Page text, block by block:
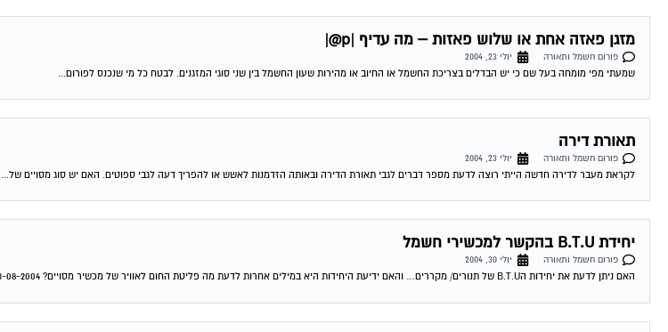
מזגן פאזה אחת או שלוש פאזות – מה עדיף |p@|
פורום חשמל ותאורה
יולי 23, 2004
שמעתי מפי מומחה בעל שם כי יש הבדלים בצריכת החשמל או החיוב או מהירות שעון החשמל בין שני סוגי המזגנים. לבטח כל מי שנכנס לפורום...
תאורת דירה
פורום חשמל ותאורה
יולי 23, 2004
לקראת מעבר לדירה חדשה הייתי רוצה לדעת מספר דברים לגבי תאורת הדירה ובאותה הזדמנות לאשש או להפריך דעה לגבי ספוטים. האם יש סוג מסויים של...
יחידת B.T.U בהקשר למכשירי חשמל
פורום חשמל ותאורה
יולי 30, 2004
האם ניתן לדעת את יחידות הB.T.U של תנורים/ מקררים… והאם ידיעת היחידות היא במילים אחרות לדעת מה פליטת החום לאוויר של מכשיר מסויים? 03-08-2004 03:07:00...